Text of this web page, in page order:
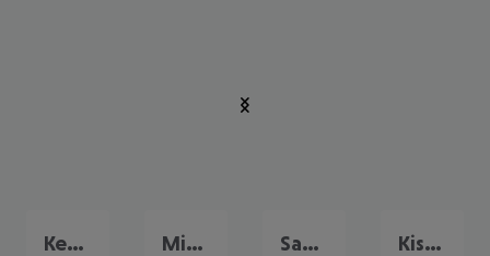
Key West Miami Sanibel Island Kissimmee